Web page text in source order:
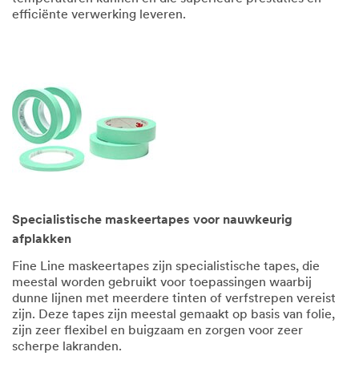
efficiënte verwerking leveren.
Specialistische maskeertapes voor nauwkeurig
afplakken
Fine Line maskeertapes zijn specialistische tapes, die
meestal worden gebruikt voor toepassingen waarbij
dunne lijnen met meerdere tinten of verfstrepen vereist
zijn. Deze tapes zijn meestal gemaakt op basis van folie,
zijn zeer flexibel en buigzaam en zorgen voor zeer
scherpe lakranden.